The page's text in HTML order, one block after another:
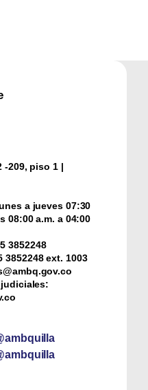
-209, piso 1 |
a jueves 07:30
08:00 a.m. a 04:00
3852248
3852248 ext. 1003